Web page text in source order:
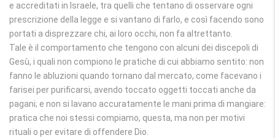
e accreditati in Israele, tra quelli che tentano di osservare ogni
prescrizione della legge e si vantano di farlo, e così facendo sono
portati a disprezzare chi, ai loro occhi, non fa altrettanto.
Tale è il comportamento che tengono con alcuni dei discepoli di
Gesù, i quali non compiono le pratiche di cui abbiamo sentito: non
fanno le abluzioni quando tornano dal mercato, come facevano i
farisei per purificarsi, avendo toccato oggetti toccati anche da
pagani; e non si lavano accuratamente le mani prima di mangiare:
pratica che noi stessi compiamo, questa, ma non per motivi
rituali o per evitare di offendere Dio.